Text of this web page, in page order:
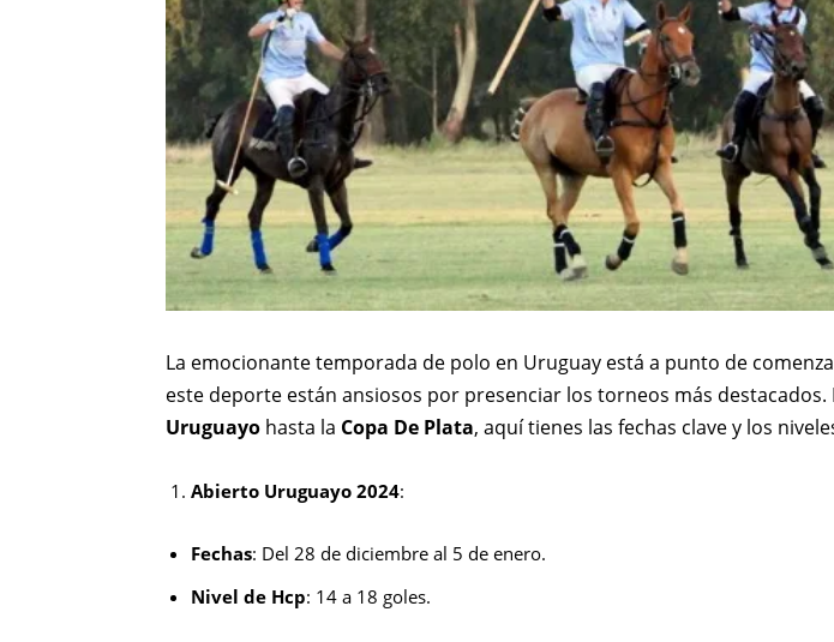
La emocionante temporada de polo en Uruguay está a punto de
este deporte están ansiosos por presenciar los torneos más destacados.
Uruguayo hasta la Copa De Plata, aquí tienes las fechas clave y los
Abierto Uruguayo 2024:
Fechas: Del 28 de diciembre al 5 de enero.
Nivel de Hcp: 14 a 18 goles.